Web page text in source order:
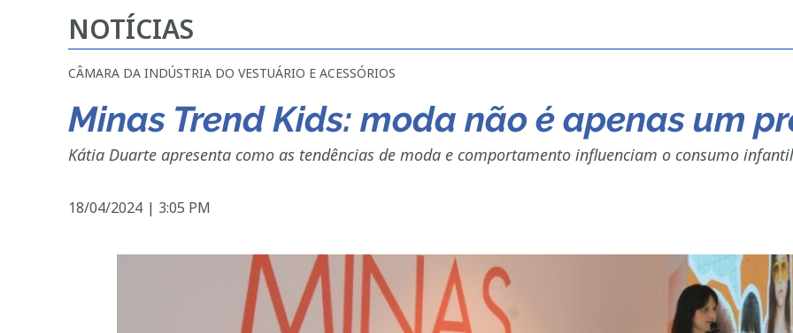
NOTÍCIAS
CÂMARA DA INDÚSTRIA DO VESTUÁRIO E ACESSÓRIOS
Minas Trend Kids: moda não é apenas um
Kátia Duarte apresenta como as tendências de moda e comportamento influenciam o consumo
18/04/2024 | 3:05 PM